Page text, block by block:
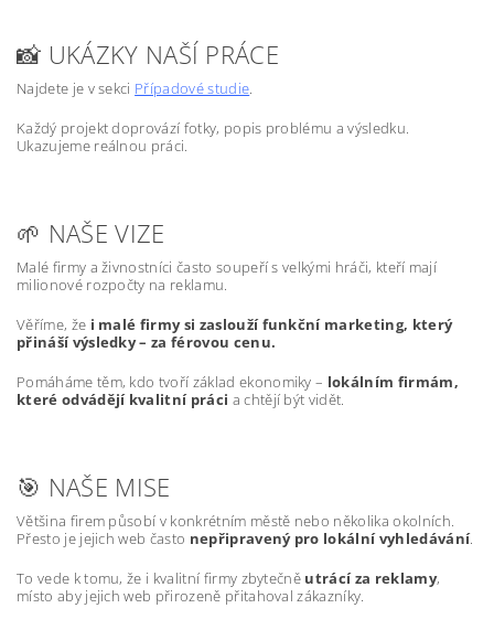
📸 UKÁZKY NAŠÍ PRÁCE
Najdete je v sekci Případové studie.
Každý projekt doprovází fotky, popis problému a výsledku.
Ukazujeme reálnou práci.
🌱 NAŠE VIZE
Malé firmy a živnostníci často soupeří s velkými hráči, kteří mají
milionové rozpočty na reklamu.
Věříme, že i malé firmy si zaslouží funkční marketing, který
přináší výsledky – za férovou cenu.
Pomáháme těm, kdo tvoří základ ekonomiky – lokálním firmám,
které odvádějí kvalitní práci a chtějí být vidět.
🎯 NAŠE MISE
Většina firem působí v konkrétním městě nebo několika okolních.
Přesto je jejich web často nepřipravený pro lokální vyhledávání.
To vede k tomu, že i kvalitní firmy zbytečně utrácí za reklamy,
místo aby jejich web přirozeně přitahoval zákazníky.